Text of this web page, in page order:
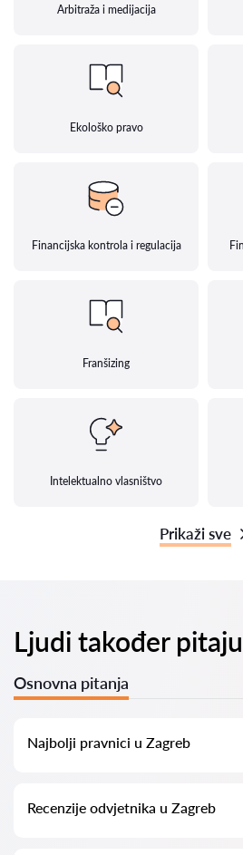
Arbitraža i medijacija
Ekološko pravo
Financijska kontrola i regulacija
Franšizing
Intelektualno vlasništvo
Prikaži sve
Ljudi također
Osnovna pitanja
Najbolji pravnici u Zagreb
informacijama. Cijene, recenzije,
Recenzije odvjetnika u Zagreb